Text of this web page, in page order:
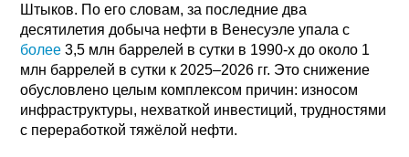
Штыков. По его словам, за последние два
десятилетия добыча нефти в Венесуэле упала с
более 3,5 млн баррелей в сутки в 1990-х до около 1
млн баррелей в сутки к 2025–2026 гг. Это снижение
обусловлено целым комплексом причин: износом
инфраструктуры, нехваткой инвестиций, трудностями
с переработкой тяжёлой нефти.